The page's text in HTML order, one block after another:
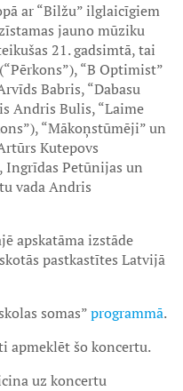
ar “Bilžu” ilglaicīgiem
jauno mūziku
21. gadsimtā, tai
“B Optimist”
Babris, “Dabasu
Andris Bulis, “Laime
“Mākoņstūmēji” un
Kutepovs
Ingrīdas Petūnijas un
vada Andris
apskatāma izstāde
pastkastītes Latvijā
somas”programmā.
apmeklēt šo koncertu.
uz koncertu